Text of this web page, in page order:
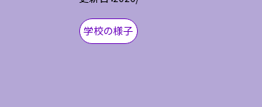
学校の様子